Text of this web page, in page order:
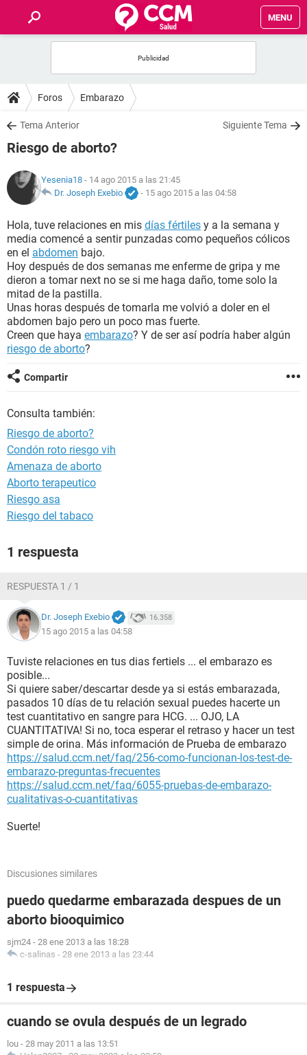
MENU
FOROS
SALUD
FAMILIA
NUTRICIÓN
BIENESTAR
SEXUALIDAD
GLOSARIO
Foros Embarazo
Tema Anterior Siguiente Tema
Riesgo de aborto?
Yesenia18 - 14 ago 2015 a las 21:45
Dr. Joseph Exebio
- 15 ago 2015 a las 04:58
Hola, tuve relaciones en mis días fértiles y a la semana y
media comencé a sentir punzadas como pequeños cólicos
en el abdomen bajo.
Hoy después de dos semanas me enferme de gripa y me
dieron a tomar next no se si me haga daño, tome solo la
mitad de la pastilla.
Unas horas después de tomarla me volvió a doler en el
abdomen bajo pero un poco mas fuerte.
Creen que haya embarazo? Y de ser así podría haber algún
riesgo de aborto?
Compartir
Consulta también:
Riesgo de aborto?
Condón roto riesgo vih
Amenaza de aborto
Aborto terapeutico
Riesgo asa
Riesgo del tabaco
1 respuesta
RESPUESTA 1 / 1
Dr. Joseph Exebio 16.358
15 ago 2015 a las 04:58
Tuviste relaciones en tus dias fertiels ... el embarazo es
posible...
Si quiere saber/descartar desde ya si estás embarazada,
pasados 10 días de tu relación sexual puedes hacerte un
test cuantitativo en sangre para HCG. ... OJO, LA
CUANTITATIVA! Si no, toca esperar el retraso y hacer un test
simple de orina. Más información de Prueba de embarazo
https://salud.ccm.net/faq/256-como-funcionan-los-test-de-
embarazo-preguntas-frecuentes
https://salud.ccm.net/faq/6055-pruebas-de-embarazo-
cualitativas-o-cuantitativas
Suerte!
Discusiones similares
puedo quedarme embarazada despues de un
aborto biooquimico
sjm24 - 28 ene 2013 a las 18:28
c-salinas - 28 ene 2013 a las 23:44
1 respuesta
cuando se ovula después de un legrado
lou - 28 may 2011 a las 13:51